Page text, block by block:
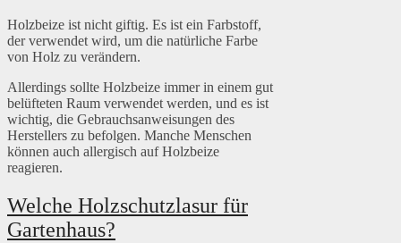
Holzbeize ist nicht giftig. Es ist ein Farbstoff,
der verwendet wird, um die natürliche Farbe
von Holz zu verändern.
Allerdings sollte Holzbeize immer in einem gut
belüfteten Raum verwendet werden, und es ist
wichtig, die Gebrauchsanweisungen des
Herstellers zu befolgen. Manche Menschen
können auch allergisch auf Holzbeize
reagieren.
Welche Holzschutzlasur für
Gartenhaus?